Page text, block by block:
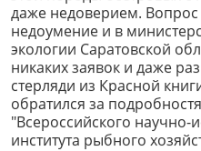
даже недоверием.
недоумение и в
экологии Саратовской
никаких заявок и даже
стерляди из Красной
обратился за
"Всероссийского научно-
института рыбного